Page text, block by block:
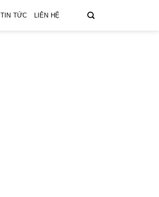
TIN TỨC LIÊN HỆ